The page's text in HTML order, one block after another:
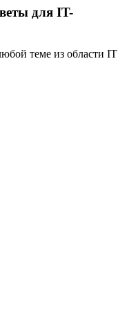
для IT-
теме из области IT